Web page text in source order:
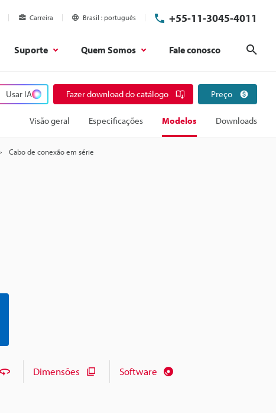
Carreira Brasil português +55-11-3045-4011
Suporte Quem Somos Fale conosco
Usar IA Fazer download do catálogo Preço
Visão geral Especificações Modelos Downloads
Cabo de conexão em série
Dimensões Software